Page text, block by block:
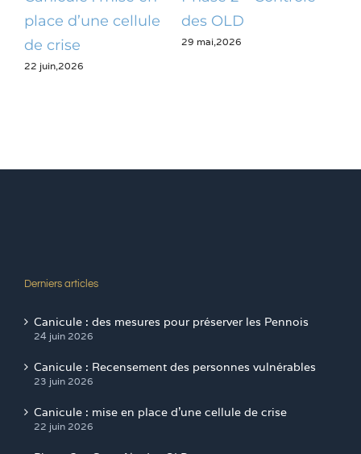
place d’une cellule
de crise
22 juin,2026
des OLD
29 mai,2026
Derniers articles
Canicule : des mesures pour préserver les Pennois
24 juin 2026
Canicule : Recensement des personnes vulnérables
23 juin 2026
Canicule : mise en place d’une cellule de crise
22 juin 2026